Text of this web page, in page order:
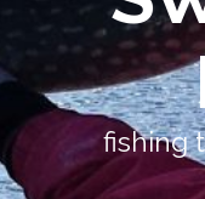
fishing